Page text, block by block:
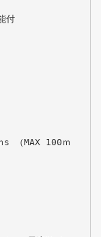
付
s （MAX 100ｍ